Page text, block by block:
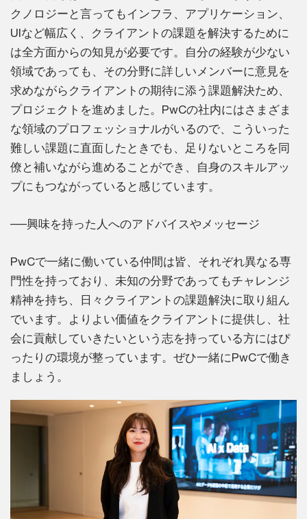
クノロジーと言ってもインフラ、アプリケーション、
UIなど幅広く、クライアントの課題を解決するために
は全方面からの知見が必要です。自分の経験が少ない
領域であっても、その分野に詳しいメンバーに意見を
求めながらクライアントの期待に添う課題解決ため、
プロジェクトを進めました。PwCの社内にはさまざま
な領域のプロフェッショナルがいるので、こういった
難しい課題に直面したときでも、足りないところを同
僚と補いながら進めることができ、自身のスキルアッ
プにもつながっていると感じています。
──興味を持った人へのアドバイスやメッセージ
PwCで一緒に働いている仲間は皆、それぞれ異なる専
門性を持っており、未知の分野であってもチャレンジ
精神を持ち、日々クライアントの課題解決に取り組ん
でいます。よりよい価値をクライアントに提供し、社
会に貢献していきたいという志を持っている方にはぴ
ったりの環境が整っています。ぜひ一緒にPwCで働き
ましょう。